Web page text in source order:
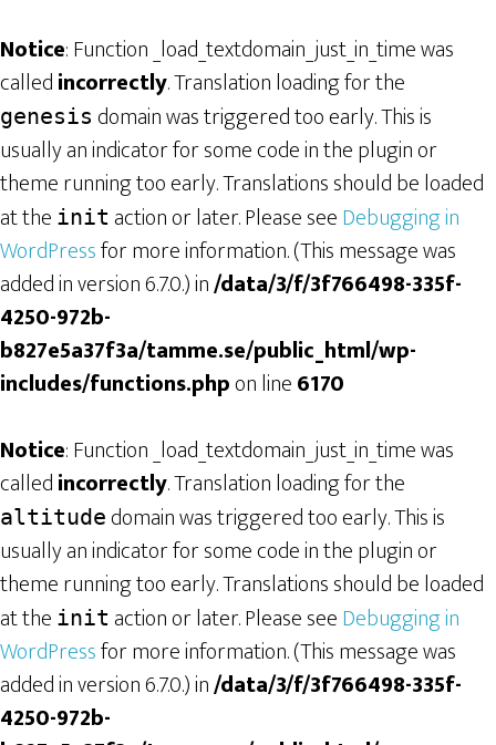
Notice: Function _load_textdomain_just_in_time was
calledincorrectly. Translation loading for the
genesis domain was triggered too early. This is
usually an indicator for some code in the plugin or
theme running too early. Translations should be loaded
at the init action or later. Please seeDebugging in
WordPressfor more information. (This message was
added in version 6.7.0.) in/data/3/f/3f766498-335f-
4250-972b-
b827e5a37f3a/tamme.se/public_html/wp-
includes/functions.phpon line6170
Notice: Function _load_textdomain_just_in_time was
calledincorrectly. Translation loading for the
altitude domain was triggered too early. This is
usually an indicator for some code in the plugin or
theme running too early. Translations should be loaded
at the init action or later. Please seeDebugging in
WordPressfor more information. (This message was
added in version 6.7.0.) in/data/3/f/3f766498-335f-
4250-972b-